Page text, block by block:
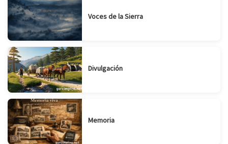
Voces de la Sierra
Divulgación
Memoria